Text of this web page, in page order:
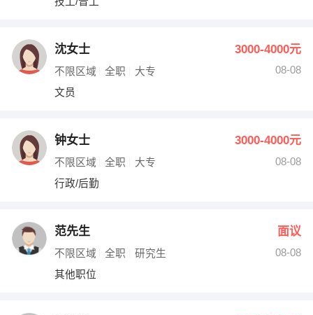
沈女士 3000-4000元
不限区域 全职 大专
08-08
文员
钟女士 3000-4000元
不限区域 全职 大专
08-08
行政/后勤
范先生 面议
不限区域 全职 研究生
08-08
其他职位